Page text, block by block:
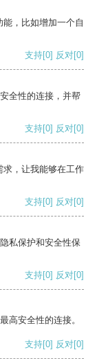
，比如增加一个自
支持[0] 反对[0]
全性的连接，并帮
支持[0] 反对[0]
求，让我能够在工作
支持[0] 反对[0]
私保护和安全性保
支持[0] 反对[0]
高安全性的连接。
支持[0] 反对[0]